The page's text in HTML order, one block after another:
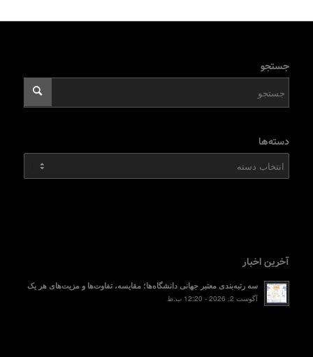
جستجو
دسته‌ها
آخرین اخبار
سه رتبه‌بندی معتبر جهانی دانشگاه‌ها؛ مقایسه، تفاوت‌ها و مزیت‌های هر یک
آگوست 2, 2026 - 12:20 ب.ظ